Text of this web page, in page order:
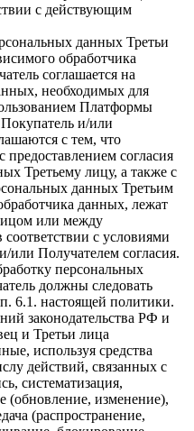
с действующим
данных Третьи
обработчика
соглашается на
необходимых для
Платформы
и/или
с тем, что
предоставлением согласия
Третьему лицу, а также с
данных Третьим
данных, лежат
или между
с условиями
или Получателем согласия.
персональных
должны следовать
6.1. настоящей политики.
законодательства РФ и
и Третьи лица
используя средства
действий, связанных с
систематизация,
(обновление, изменение),
(распространение,